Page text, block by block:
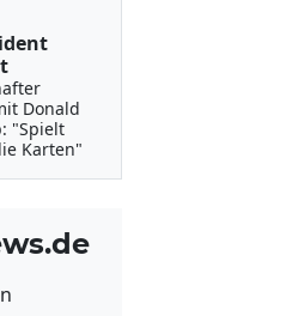
Donald
"Spielt
Karten"